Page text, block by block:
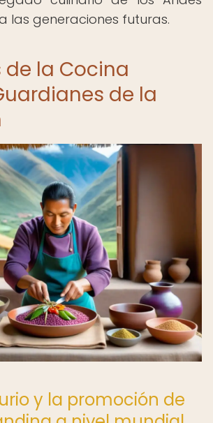
las generaciones futuras.
de la Cocina
de la
y la promoción de